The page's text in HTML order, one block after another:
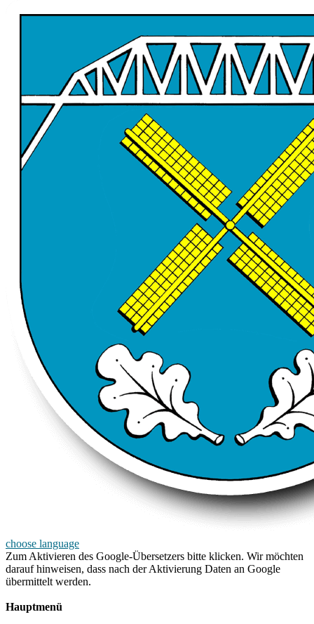
choose language
Zum Aktivieren des Google-Übersetzers bitte klicken. Wir möchten
darauf hinweisen, dass nach der Aktivierung Daten an Google
übermittelt werden.
Hauptmenü